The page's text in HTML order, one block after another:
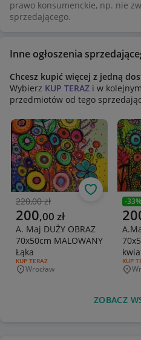
prawo konsumenckie, np. nie
sprzedającego.
Inne ogłoszenia
Chcesz kupić więcej z jedną
Wybierz KUP TERAZ i w
przedmiotów od tego
Poprzednia cena
220,00 zł
Aktualna cena
200,00 zł
A. Maj DUŻY OBRAZ
70x50cm MALOWANY
Łąka
RODZAJ OFERTY:
KUP TERAZ
Miejscowość
Wrocław
Obserwuj
-33%
KUP
ZOBACZ